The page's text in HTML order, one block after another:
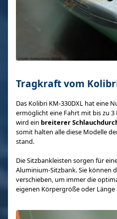
Tragkraft vom
Das Kolibri KM-330DXL hat eine
ermöglicht eine Fahrt mit bis zu 3
wird ein breiterer
somit halten alle diese Modelle
stand.
Die Sitzbankleisten sorgen für
Aluminium-Sitzbank. Sie können
verschieben, um immer die
eigenen Körpergröße oder